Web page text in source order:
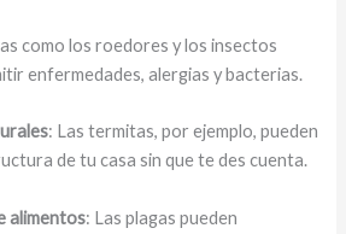
como los roedores y los insectos
enfermedades, alergias y bacterias.
: Las termitas, por ejemplo, pueden
de tu casa sin que te des cuenta.
alimentos: Las plagas pueden